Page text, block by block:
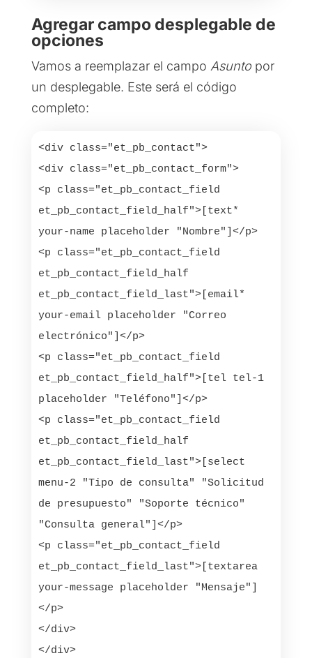
Agregar campo desplegable de
opciones
Vamos a reemplazar el campo Asuntopor
un desplegable. Este será el código
completo:
<div class="et_pb_contact">
<div class="et_pb_contact_form">
<p class="et_pb_contact_field
et_pb_contact_field_half">[text*
your-name placeholder "Nombre"]</p>
<p class="et_pb_contact_field
et_pb_contact_field_half
et_pb_contact_field_last">[email*
your-email placeholder "Correo
electrónico"]</p>
<p class="et_pb_contact_field
et_pb_contact_field_half">[tel tel-1
placeholder "Teléfono"]</p>
<p class="et_pb_contact_field
et_pb_contact_field_half
et_pb_contact_field_last">[select
menu-2 "Tipo de consulta" "Solicitud
de presupuesto" "Soporte técnico"
"Consulta general"]</p>
<p class="et_pb_contact_field
et_pb_contact_field_last">[textarea
your-message placeholder "Mensaje"]
</p>
</div>
</div>